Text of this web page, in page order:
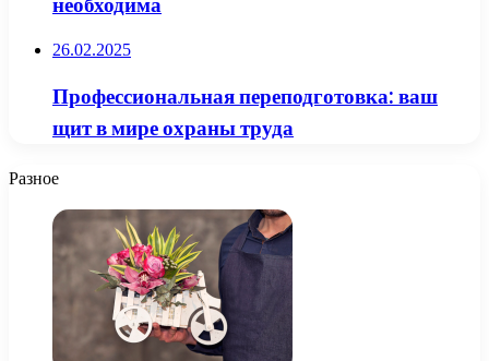
26.02.2025
Профессиональная переподготовка: ваш
щит в мире охраны труда
Разное